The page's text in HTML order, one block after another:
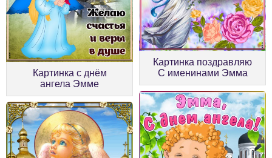
Картинка с днём
ангела Эмме
Картинка поздравляю
С именинами Эмма